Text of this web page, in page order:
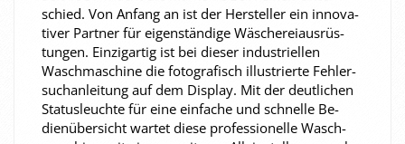
schied. Von An­fang an ist der Her­stel­ler ein in­no­va­
ti­ver Part­ner für ei­gen­stän­di­ge Wä­sche­rei­aus­rüs­
tun­gen. Ein­zig­ar­tig ist bei die­ser in­dus­tri­el­len
Wasch­ma­schi­ne die fo­to­gra­fisch il­lus­trier­te Feh­ler­
such­an­lei­tung auf dem Dis­play. Mit der deut­li­chen
Sta­tus­leuch­te für eine ein­fa­che und schnel­le Be­
dien­über­sicht war­tet diese pro­fes­sio­nel­le Wasch­